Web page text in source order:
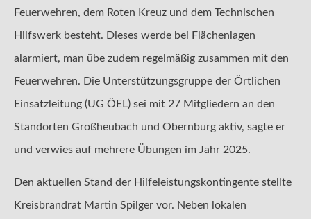
Feuerwehren, dem Roten Kreuz und dem Technischen
Hilfswerk besteht. Dieses werde bei Flächenlagen
alarmiert, man übe zudem regelmäßig zusammen mit den
Feuerwehren. Die Unterstützungsgruppe der Örtlichen
Einsatzleitung (UG ÖEL) sei mit 27 Mitgliedern an den
Standorten Großheubach und Obernburg aktiv, sagte er
und verwies auf mehrere Übungen im Jahr 2025.
Den aktuellen Stand der Hilfeleistungskontingente stellte
Kreisbrandrat Martin Spilger vor. Neben lokalen